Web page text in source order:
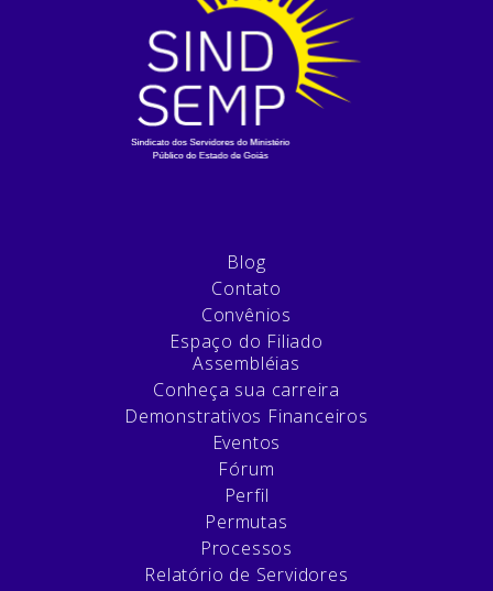
Blog
Contato
Convênios
Espaço do Filiado
Assembléias
Conheça sua carreira
Demonstrativos Financeiros
Eventos
Fórum
Perfil
Permutas
Processos
Relatório de Servidores